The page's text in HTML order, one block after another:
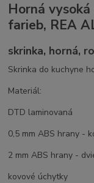
Horná
farieb, REA
skrinka, horná,
Skrinka do kuchyne
Materiál:
DTD laminovaná
0,5 mm ABS hrany -
2 mm ABS hrany -
kovové úchytky